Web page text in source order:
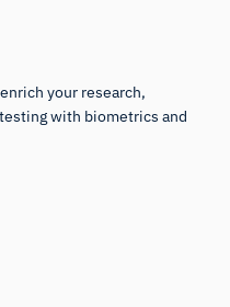
your research,
with biometrics and